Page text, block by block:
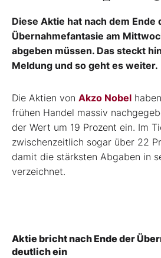
Kontakt
Diese Aktie hat nach dem Ende
Übernahmefantasie am
abgeben müssen. Das steckt
Meldung und so geht es weiter.
Die Aktien von Akzo Nobel
frühen Handel massiv
der Wert um 19 Prozent ein. Im
zwischenzeitlich sogar über 22
damit die stärksten Abgaben in
verzeichnet.
Aktie bricht nach Ende der
deutlich ein